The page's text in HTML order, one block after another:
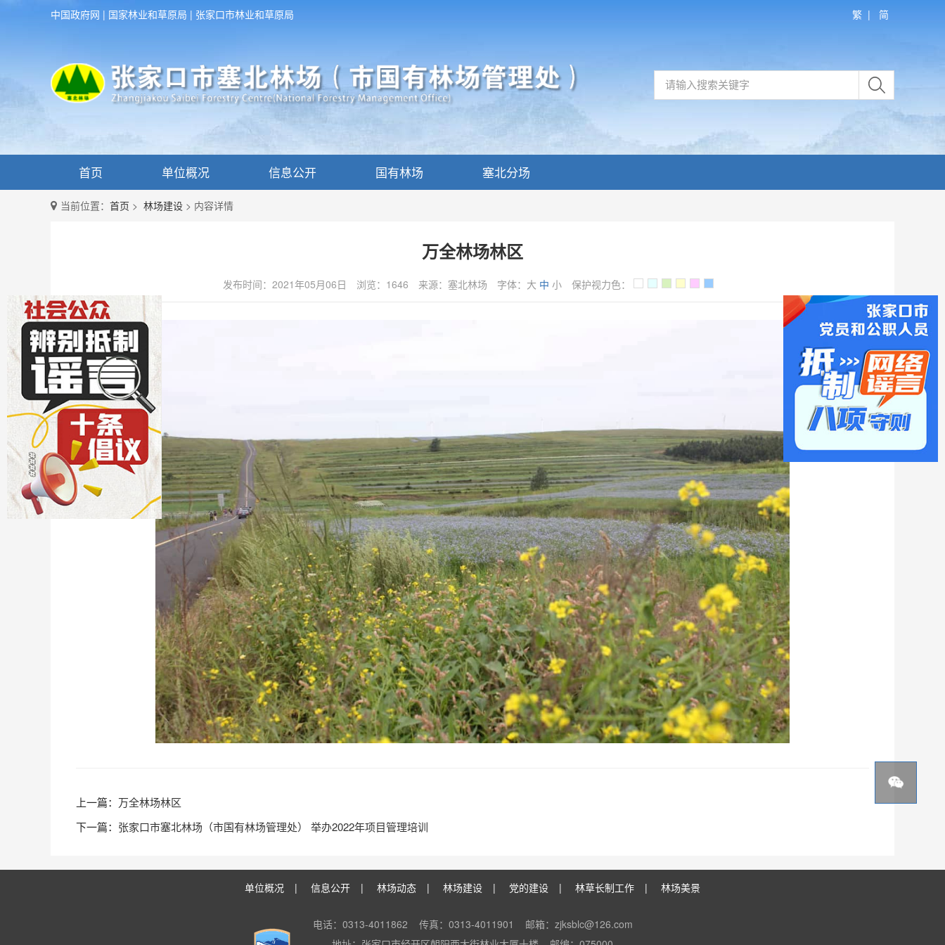
中国政府网 | 国家林业和草原局 | 张家口市林业和草原局 繁 | 简
首页 单位概况 信息公开 国有林场 塞北分场
当前位置： 首页 > 林场建设 > 内容详情
万全林场林区
发布时间：2021年05月06日 浏览：1646 来源：塞北林场 字体： 大 中 小 保护视力色：
万全林场林区
张家口市塞北林场（市国有林场管理处） 举办2022年项目管理培训
单位概况 | 信息公开 | 林场动态 | 林场建设 | 党的建设 | 林草长制工作 | 林场美景
电话：0313-4011862 传真：0313-4011901
邮箱：zjksblc@126.com